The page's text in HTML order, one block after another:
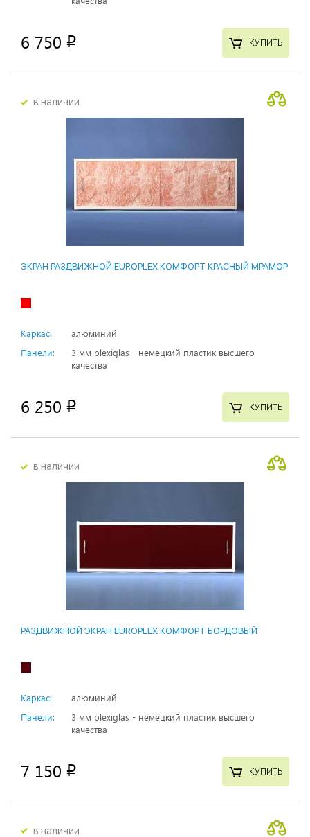
6 750 p КУПИТЬ
в наличии
ЭКРАН РАЗДВИЖНОЙ EUROPLEX КОМФОРТ КРАСНЫЙ МРАМОР
Каркас:
алюминий
Панели:
3 мм plexiglas - немецкий пластик высшего
качества
6 250 p КУПИТЬ
в наличии
РАЗДВИЖНОЙ ЭКРАН EUROPLEX КОМФОРТ БОРДОВЫЙ
Каркас:
алюминий
Панели:
3 мм plexiglas - немецкий пластик высшего
качества
7 150 p КУПИТЬ
в наличии